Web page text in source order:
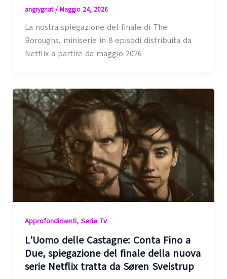
angrygnat/ Maggio 24, 2026
La nostra spiegazione del finale di The
Boroughs, miniserie in 8 episodi distribuita da
Netflix a partire da maggio 2026
Approfondimenti, Serie Tv
L’Uomo delle Castagne: Conta Fino a
Due, spiegazione del finale della nuova
serie Netflix tratta da Søren Sveistrup